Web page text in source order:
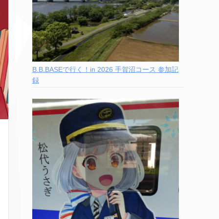
B.B.BASEで行く！in 2026 手賀沼コース 参加記
録